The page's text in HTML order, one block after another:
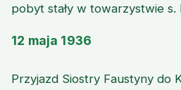
pobyt stały w towarzystwie s.
12 maja 1936
Przyjazd Siostry Faustyny do